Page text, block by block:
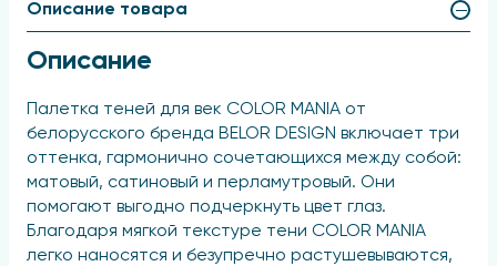
Описание товара
Описание
Палетка теней для век COLOR MANIA от
белорусского бренда BELOR DESIGN включает три
оттенка, гармонично сочетающихся между собой:
матовый, сатиновый и перламутровый. Они
помогают выгодно подчеркнуть цвет глаз.
Благодаря мягкой текстуре тени COLOR MANIA
легко наносятся и безупречно растушевываются,